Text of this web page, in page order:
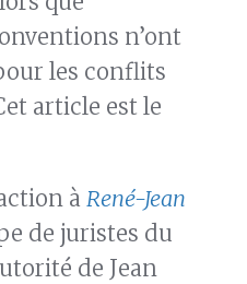
n’ont
les conflits
article est le
àRené-Jean
de juristes du
de Jean